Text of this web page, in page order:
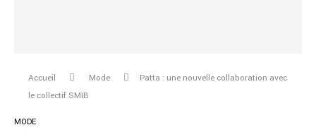
Accueil Mode
Patta : une nouvelle collaboration avec
le collectif SMIB
MODE